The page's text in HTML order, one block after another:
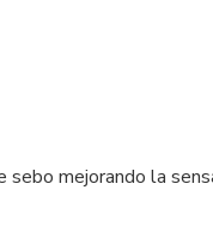
mejorando la